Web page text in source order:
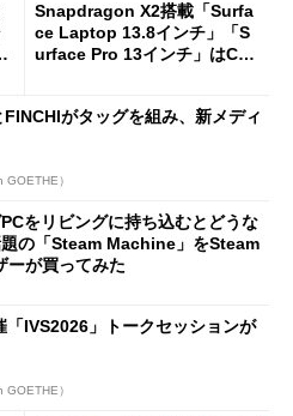
Snapdragon X2搭載「Surfa
ce Laptop 13.8インチ」「S
urface Pro 13インチ」はCop
た がタッグを組み、新メディ
GOETHE）
をリビングに持ち込むとどうな
の「Steam Machine」をSteam
ーが買ってみた
「IVS2026」トークセッションが
GOETHE）